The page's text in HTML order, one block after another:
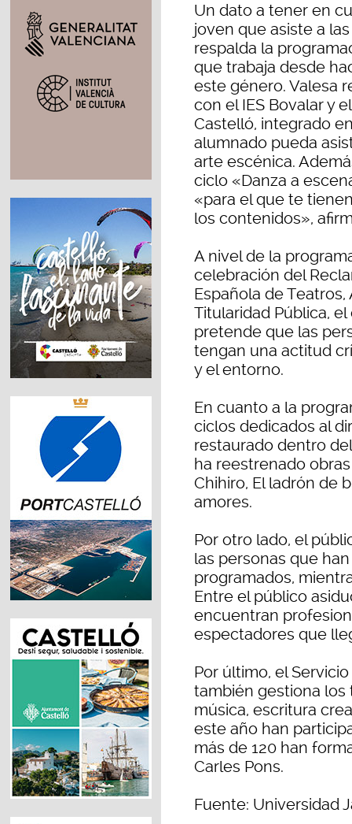
Un dato a tener en
joven que asiste a
respalda la
que trabaja desde
este género. Valesa
con el IES Bovalar y
Castelló, integrado
alumnado pueda
arte escénica.
ciclo «Danza a
«para el que te
los contenidos»,
A nivel de la
celebración del
Española de
Titularidad Pública,
pretende que las
tengan una actitud
y el entorno.
En cuanto a la
ciclos dedicados al
restaurado dentro
ha reestrenado
Chihiro, El ladrón de
amores.
Por otro lado, el
las personas que
programados,
Entre el público
encuentran
espectadores que
Por último, el
también gestiona los
música, escritura
este año han
más de 120 han
Carles Pons.
Fuente: Universidad